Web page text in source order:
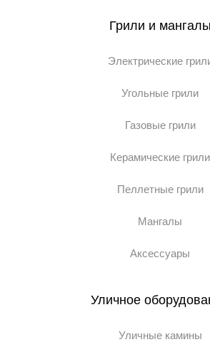
Грили и мангалы
Электрические
Угольные грили
Газовые грили
Керамические грили
Пеллетные грили
Мангалы
Аксессуары
Уличное
Уличные камины